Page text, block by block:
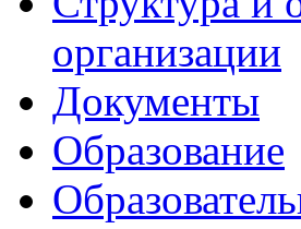
организации
Документы
Образование